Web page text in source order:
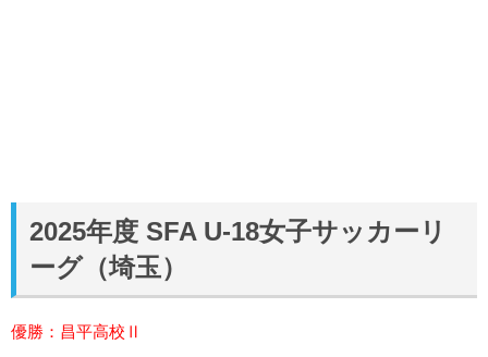
2025年度 SFA U-18女子サッカーリ
ーグ（埼玉）
優勝：昌平高校Ⅱ